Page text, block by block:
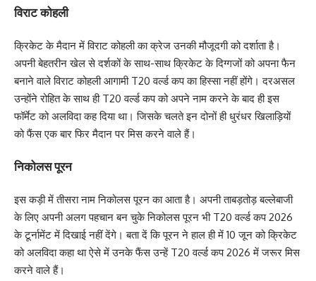
विराट कोहली
क्रिकेट के मैदान में विराट कोहली का क्रेज उनकी मौजूदगी को दर्शाता है।
अपनी बेहतरीन खेल से दर्शकों के साथ-साथ क्रिकेट के दिग्गजों को अपना फैन
बनाने वाले विराट कोहली आगामी T20 वर्ल्ड कप का हिस्सा नहीं होंगे। दरअसल
उन्होंने रोहित के साथ ही T20 वर्ल्ड कप को अपने नाम करने के बाद ही इस
फॉर्मेट को अलविदा कह दिया था। जिसके चलते इन दोनों ही धुरंधर खिलाड़ियों
को फैंस एक बार फिर मैदान पर मिस करने वाले हैं।
निकोलस पूरन
इस कड़ी में तीसरा नाम निकोलस पूरन का आता है। अपनी ताबड़तोड़ बल्लेबाजी
के लिए अपनी अलग पहचान बन चुके निकोलस पूरन भी T20 वर्ल्ड कप 2026
के टूर्नामेंट में दिखाई नहीं देंगे। बता दें कि पूरन ने हाल ही में 10 जून को क्रिकेट
को अलविदा कहा था ऐसे में उनके फैंस उन्हें T20 वर्ल्ड कप 2026 में जरूर मिस
करने वाले हैं।